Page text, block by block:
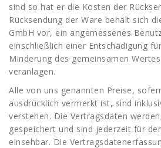
sind so hat er die Kosten der
Rücksendung der Ware behält sich
GmbH vor, ein angemessenes
einschließlich einer Entschädigung
Minderung des gemeinsamen
veranlagen.
Alle von uns genannten Preise,
ausdrücklich vermerkt ist, sind
verstehen. Die Vertragsdaten
gespeichert und sind jederzeit für
einsehbar. Die